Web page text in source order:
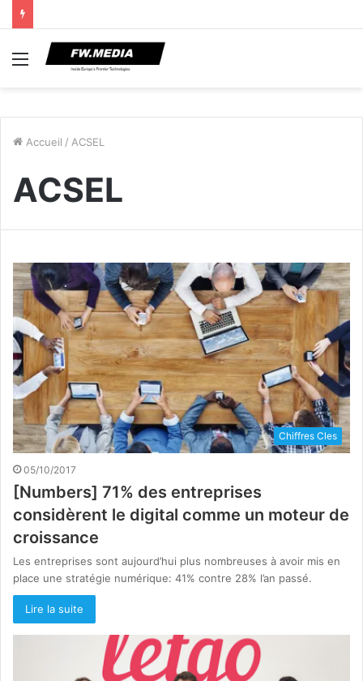
Menu
Accueil / ACSEL
ACSEL
Chiffres Cles
05/10/2017
[Numbers] 71% des entreprises
considèrent le digital comme un moteur de
croissance
Les entreprises sont aujourd’hui plus nombreuses à avoir mis en
place une stratégie numérique: 41% contre 28% l’an passé.
Lire la suite